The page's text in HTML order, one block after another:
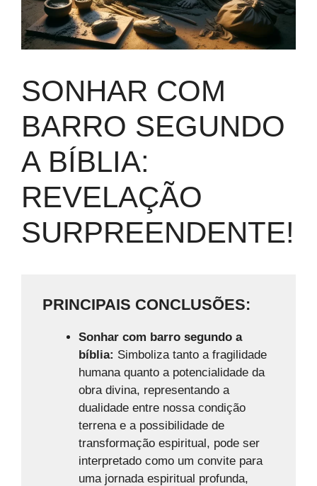
SONHAR COM
BARRO SEGUNDO
A BÍBLIA:
REVELAÇÃO
SURPREENDENTE!
PRINCIPAIS CONCLUSÕES:
Sonhar com barro segundo a
bíblia: Simboliza tanto a fragilidade
humana quanto a potencialidade da
obra divina, representando a
dualidade entre nossa condição
terrena e a possibilidade de
transformação espiritual, pode ser
interpretado como um convite para
uma jornada espiritual profunda,